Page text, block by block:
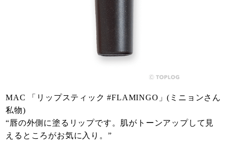
MAC 「リップスティック #FLAMINGO」(ミニョンさん
私物)
“唇の外側に塗るリップです。肌がトーンアップして見
えるところがお気に入り。”